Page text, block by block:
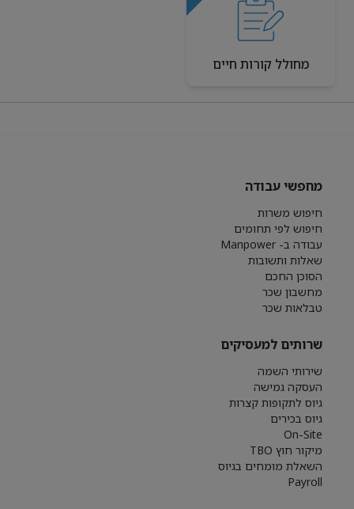
מחולל קורות חיים
מחפשי עבודה
חיפוש משרות
חיפוש לפי תחומים
עבודה ב- Manpower
שאלות ותשובות
הסוכן החכם
מחשבון שכר
טבלאות שכר
שרותים למעסיקים
שירותי השמה
העסקה גמישה
גיוס לתקופות קצרות
גיוס בכירים
On-Site
מיקור חוץ TBO
השאלת מומחים בגיוס
Payroll